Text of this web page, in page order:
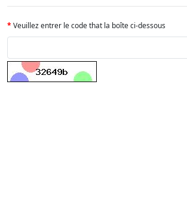
Veuillez entrer le code that la boîte ci-dessous